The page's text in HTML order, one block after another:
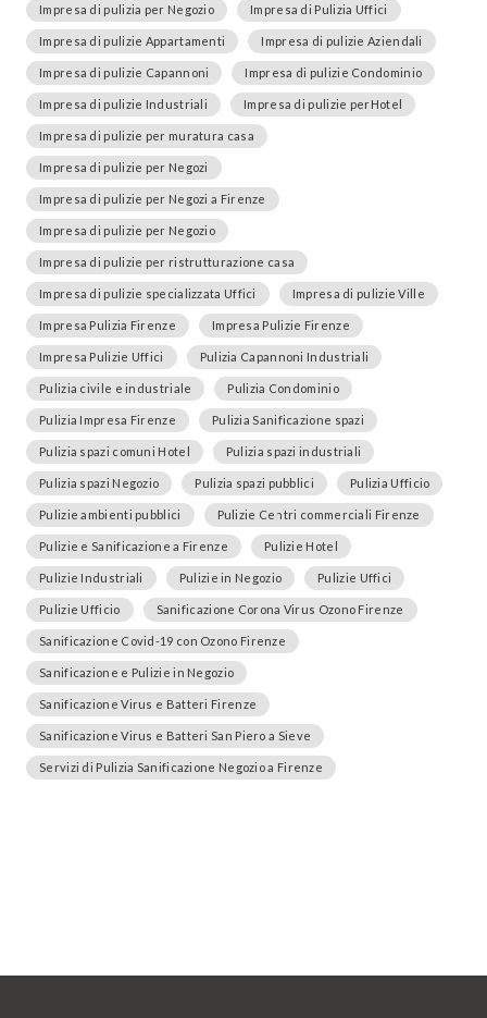
Impresa di pulizia per Negozio Impresa di Pulizia Uffici
Impresa di pulizie Appartamenti Impresa di pulizie Aziendali
Impresa di pulizie Capannoni Impresa di pulizie Condominio
Impresa di pulizie Industriali Impresa di pulizie perHotel
Impresa di pulizie per muratura casa
Impresa di pulizie per Negozi
Impresa di pulizie per Negozi a Firenze
Impresa di pulizie per Negozio
Impresa di pulizie per ristrutturazione casa
Impresa di pulizie specializzata Uffici Impresa di pulizie Ville
Impresa Pulizia Firenze Impresa Pulizie Firenze
Impresa Pulizie Uffici Pulizia Capannoni Industriali
Pulizia civile e industriale Pulizia Condominio
Pulizia Impresa Firenze Pulizia Sanificazione spazi
Pulizia spazi comuni Hotel Pulizia spazi industriali
Pulizia spazi Negozio Pulizia spazi pubblici Pulizia Ufficio
Pulizie ambienti pubblici Pulizie Centri commerciali Firenze
Pulizie e Sanificazione a Firenze Pulizie Hotel
Pulizie Industriali Pulizie in Negozio Pulizie Uffici
Pulizie Ufficio Sanificazione Corona Virus Ozono Firenze
Sanificazione Covid-19 con Ozono Firenze
Sanificazione e Pulizie in Negozio
Sanificazione Virus e Batteri Firenze
Sanificazione Virus e Batteri San Piero a Sieve
Servizi di Pulizia Sanificazione Negozio a Firenze